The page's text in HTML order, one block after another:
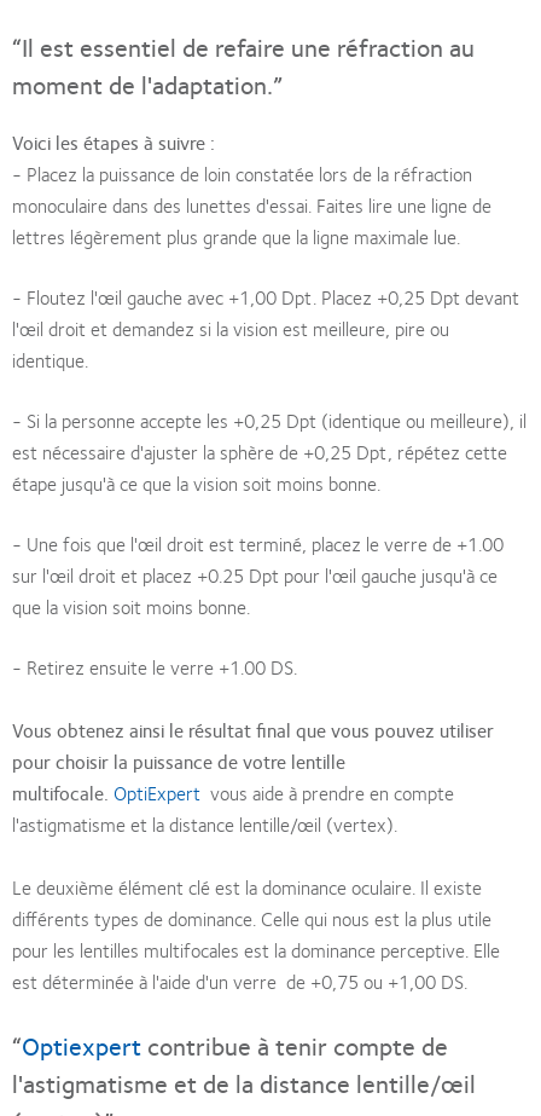
“Il est essentiel de refaire une réfraction au
moment de l'adaptation.”
Voici les étapes à suivre :
- Placez la puissance de loin constatée lors de la réfraction
monoculaire dans des lunettes d'essai. Faites lire une ligne de
lettres légèrement plus grande que la ligne maximale lue.
- Floutez l'œil gauche avec +1,00 Dpt. Placez +0,25 Dpt devant
l'œil droit et demandez si la vision est meilleure, pire ou
identique.
- Si la personne accepte les +0,25 Dpt (identique ou meilleure), il
est nécessaire d'ajuster la sphère de +0,25 Dpt, répétez cette
étape jusqu'à ce que la vision soit moins bonne.
- Une fois que l'œil droit est terminé, placez le verre de +1.00
sur l'œil droit et placez +0.25 Dpt pour l'œil gauche jusqu'à ce
que la vision soit moins bonne.
- Retirez ensuite le verre +1.00 DS.
Vous obtenez ainsi le résultat final que vous pouvez utiliser
pour choisir la puissance de votre lentille
multifocale. OptiExpert vous aide à prendre en compte
l'astigmatisme et la distance lentille/œil (vertex).
Le deuxième élément clé est la dominance oculaire. Il existe
différents types de dominance. Celle qui nous est la plus utile
pour les lentilles multifocales est la dominance perceptive. Elle
est déterminée à l'aide d'un verre de +0,75 ou +1,00 DS.
“Optiexpertcontribue à tenir compte de
l'astigmatisme et de la distance lentille/œil